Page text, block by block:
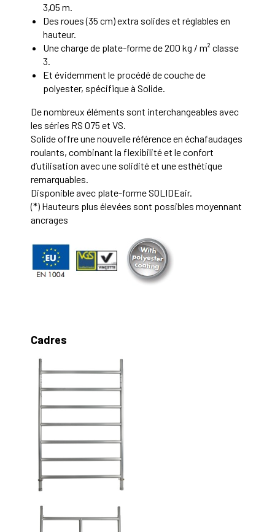
3,05 m.
Des roues (35 cm) extra solides et réglables en
hauteur.
Une charge de plate-forme de 200 kg / m² classe
3.
Et évidemment le procédé de couche de
polyester, spécifique à Solide.
De nombreux éléments sont interchangeables avec
les séries RS 075 et VS.
Solide offre une nouvelle référence en échafaudages
roulants, combinant la flexibilité et le confort
d’utilisation avec une solidité et une esthétique
remarquables.
Disponible avec plate-forme SOLIDEair.
(*) Hauteurs plus élevées sont possibles moyennant
ancrages
Cadres